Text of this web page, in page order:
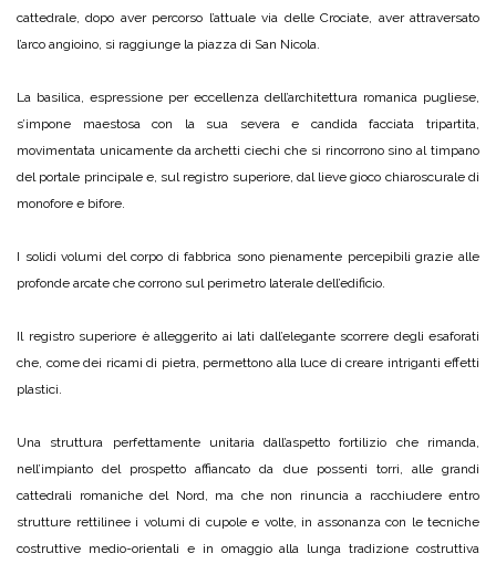
cattedrale, dopo aver percorso l’attuale via delle Crociate, aver attraversato
l’arco angioino, si raggiunge la piazza di San Nicola.
La basilica, espressione per eccellenza dell’architettura romanica pugliese,
s’impone maestosa con la sua severa e candida facciata tripartita,
movimentata unicamente da archetti ciechi che si rincorrono sino al timpano
del portale principale e, sul registro superiore, dal lieve gioco chiaroscurale di
monofore e bifore.
I solidi volumi del corpo di fabbrica sono pienamente percepibili grazie alle
profonde arcate che corrono sul perimetro laterale dell’edificio.
Il registro superiore è alleggerito ai lati dall’elegante scorrere degli esaforati
che, come dei ricami di pietra, permettono alla luce di creare intriganti effetti
plastici.
Una struttura perfettamente unitaria dall’aspetto fortilizio che rimanda,
nell’impianto del prospetto affiancato da due possenti torri, alle grandi
cattedrali romaniche del Nord, ma che non rinuncia a racchiudere entro
strutture rettilinee i volumi di cupole e volte, in assonanza con le tecniche
costruttive medio-orientali e in omaggio alla lunga tradizione costruttiva